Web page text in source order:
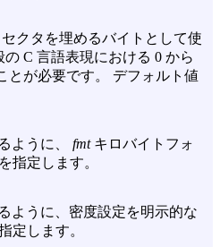
クタを埋めるバイトとして使
の C 言語表現における 0 から
とが必要です。 デフォルト値
ように、 fmtキロバイトフォ
指定します。
ように、密度設定を明示的な
定します。